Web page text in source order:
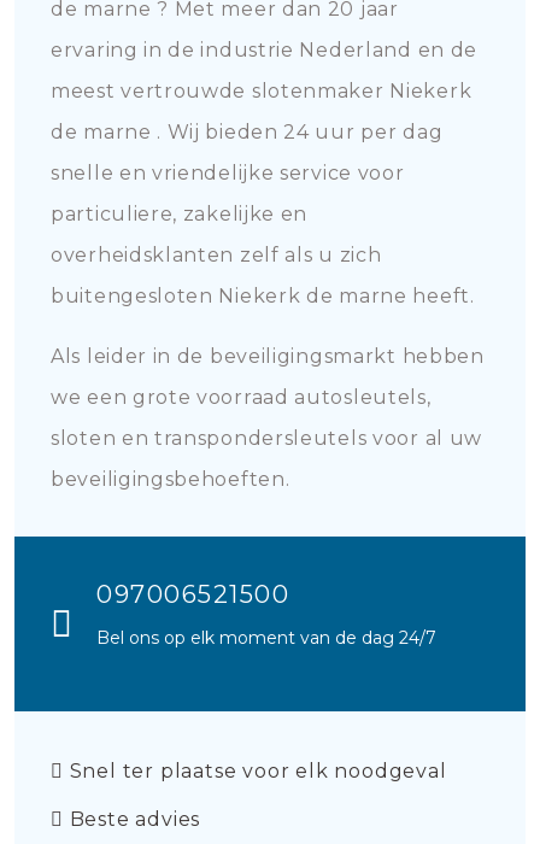
de marne ? Met meer dan 20 jaar
ervaring in de industrie Nederland en de
meest vertrouwde slotenmaker Niekerk
de marne . Wij bieden 24 uur per dag
snelle en vriendelijke service voor
particuliere, zakelijke en
overheidsklanten zelf als u zich
buitengesloten Niekerk de marne heeft.
Als leider in de beveiligingsmarkt hebben
we een grote voorraad autosleutels,
sloten en transpondersleutels voor al uw
beveiligingsbehoeften.
097006521500
Bel ons op elk moment van de dag 24/7
Snel ter plaatse voor elk noodgeval
Beste advies